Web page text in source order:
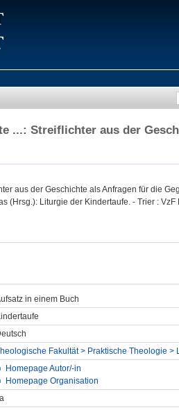
...: Streiflichter aus der
aus der Geschichte als Anfragen für die
(Hrsg.): Liturgie der Kindertaufe. - Trier :
in einem Buch
Fakultät > Praktische Theologie >
Homepage Autor/-in
Homepage Organisation